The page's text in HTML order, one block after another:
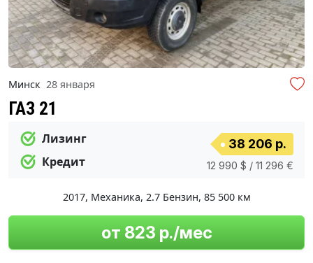
Минск 28 января
ГАЗ 21
Лизинг
Кредит
38 206 р.
12 990 $ / 11 296 €
2017, Механика, 2.7 Бензин, 85 500 км
от 823 р./мес